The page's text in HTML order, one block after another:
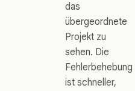
das
übergeordnete
Projekt zu
sehen. Die
Fehlerbehebung
ist schneller,